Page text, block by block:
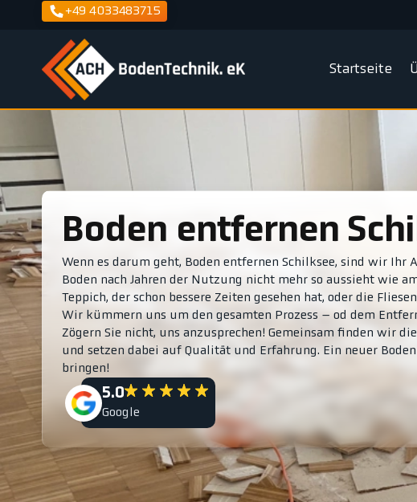
+49 4033483715
Startseite
Boden entfernen
Wenn es darum geht, Boden entfernen Schilksee, sind wir Ihr
Boden nach Jahren der Nutzung nicht mehr so aussieht wie
Teppich, der schon bessere Zeiten gesehen hat, oder die
Wir kümmern uns um den gesamten Prozess – od dem
Zögern Sie nicht, uns anzusprechen! Gemeinsam finden wir
und setzen dabei auf Qualität und Erfahrung. Ein neuer
bringen!
5.0
Google